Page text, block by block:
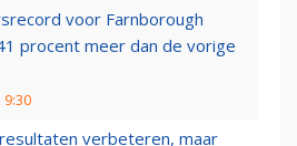
voor Farnborough
procent meer dan de vorige
9:30
verbeteren, maar